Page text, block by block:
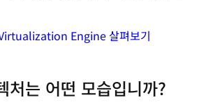
Engine 살펴보기
처는 어떤 모습입니까?